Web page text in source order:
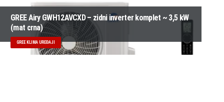
GREE Airy GWH12AVCXD – zidni inverter komplet ~ 3,5 kW
(mat crna)
GREE KLIMA UREĐAJI